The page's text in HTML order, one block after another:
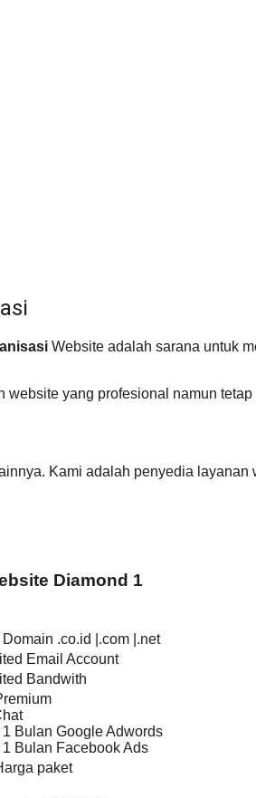
Website adalah sarana untuk
yang profesional namun
Kami adalah penyedia layanan
Diamond 1
.co.id |.com |.net
Email Account
Bandwith
1 Bulan Google Adwords
1 Bulan Facebook Ads
paket